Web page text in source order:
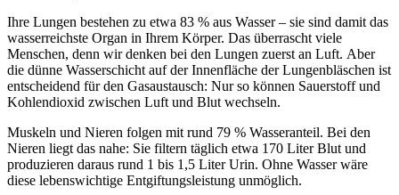
Ihre Lungen bestehen zu etwa 83 % aus Wasser – sie sind damit das
wasserreichste Organ in Ihrem Körper. Das überrascht viele
Menschen, denn wir denken bei den Lungen zuerst an Luft. Aber
die dünne Wasserschicht auf der Innenfläche der Lungenbläschen ist
entscheidend für den Gasaustausch: Nur so können Sauerstoff und
Kohlendioxid zwischen Luft und Blut wechseln.
Muskeln und Nieren folgen mit rund 79 % Wasseranteil. Bei den
Nieren liegt das nahe: Sie filtern täglich etwa 170 Liter Blut und
produzieren daraus rund 1 bis 1,5 Liter Urin. Ohne Wasser wäre
diese lebenswichtige Entgiftungsleistung unmöglich.